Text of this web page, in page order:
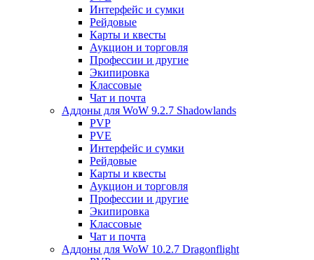
Интерфейс и сумки
Рейдовые
Карты и квесты
Аукцион и торговля
Профессии и другие
Экипировка
Классовые
Чат и почта
Аддоны для WoW 9.2.7 Shadowlands
PVP
PVE
Интерфейс и сумки
Рейдовые
Карты и квесты
Аукцион и торговля
Профессии и другие
Экипировка
Классовые
Чат и почта
Аддоны для WoW 10.2.7 Dragonflight